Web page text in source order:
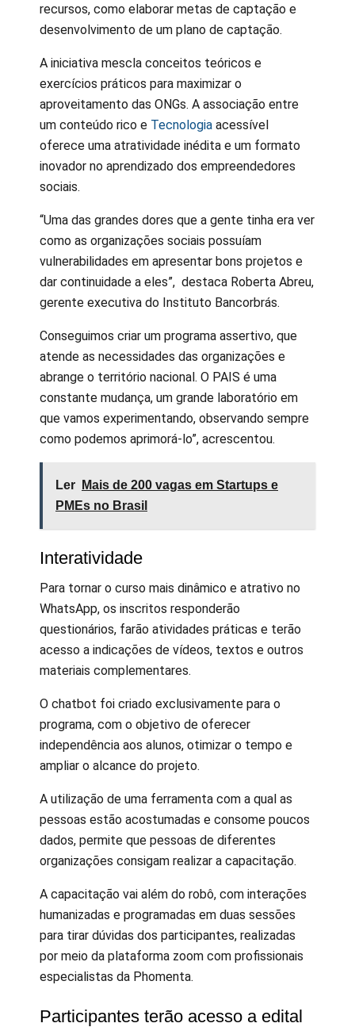
recursos, como elaborar metas de captação e
desenvolvimento de um plano de captação.
A iniciativa mescla conceitos teóricos e
exercícios práticos para maximizar o
aproveitamento das ONGs. A associação entre
um conteúdo rico e Tecnologia acessível
oferece uma atratividade inédita e um formato
inovador no aprendizado dos empreendedores
sociais.
“Uma das grandes dores que a gente tinha era ver
como as organizações sociais possuíam
vulnerabilidades em apresentar bons projetos e
dar continuidade a eles”, destaca Roberta Abreu,
gerente executiva do Instituto Bancorbrás.
Conseguimos criar um programa assertivo, que
atende as necessidades das organizações e
abrange o território nacional. O PAIS é uma
constante mudança, um grande laboratório em
que vamos experimentando, observando sempre
como podemos aprimorá-lo”, acrescentou.
Ler
Mais de 200 vagas em Startups e
PMEs no Brasil
Interatividade
Para tornar o curso mais dinâmico e atrativo no
WhatsApp, os inscritos responderão
questionários, farão atividades práticas e terão
acesso a indicações de vídeos, textos e outros
materiais complementares.
O chatbot foi criado exclusivamente para o
programa, com o objetivo de oferecer
independência aos alunos, otimizar o tempo e
ampliar o alcance do projeto.
A utilização de uma ferramenta com a qual as
pessoas estão acostumadas e consome poucos
dados, permite que pessoas de diferentes
organizações consigam realizar a capacitação.
A capacitação vai além do robô, com interações
humanizadas e programadas em duas sessões
para tirar dúvidas dos participantes, realizadas
por meio da plataforma zoom com profissionais
especialistas da Phomenta.
Participantes terão acesso a edital